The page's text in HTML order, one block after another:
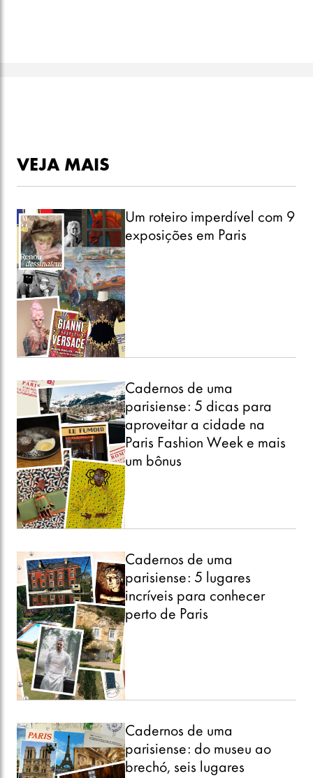
VEJA MAIS
Um roteiro imperdível com 9
exposições em Paris
Cadernos de uma
parisiense: 5 dicas para
aproveitar a cidade na
Paris Fashion Week e mais
um bônus
Cadernos de uma
parisiense: 5 lugares
incríveis para conhecer
perto de Paris
Cadernos de uma
parisiense: do museu ao
brechó, seis lugares